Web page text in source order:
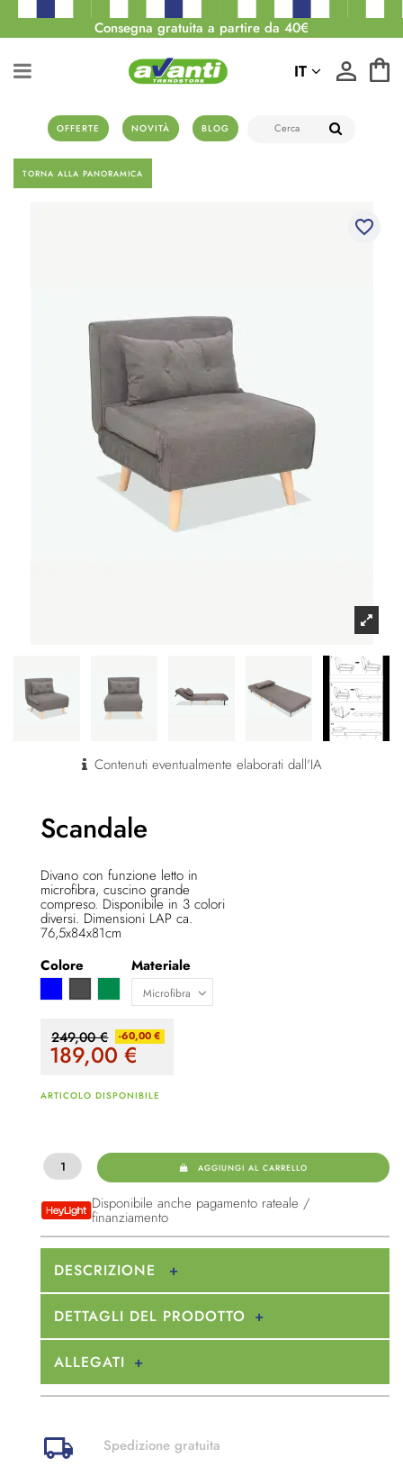
Consegna gratuita a partire da 40€
OFFERTE NOVITÀ BLOG
IT
TORNA ALLA PANORAMICA
favorite_border
Contenuti eventualmente elaborati dall'IA
Scandale
Divano con funzione letto in
microfibra, cuscino grande
compreso. Disponibile in 3 colori
diversi. Dimensioni LAP ca.
76,5x84x81cm
Colore
Grigio scuro
verde scuro
Materiale
249,00 € -60,00 €
189,00€
ARTICOLO DISPONIBILE
AGGIUNGI AL CARRELLO
Disponibile anche pagamento rateale /
finanziamento
DESCRIZIONE
DETTAGLI DEL PRODOTTO
ALLEGATI
Spedizione gratuita